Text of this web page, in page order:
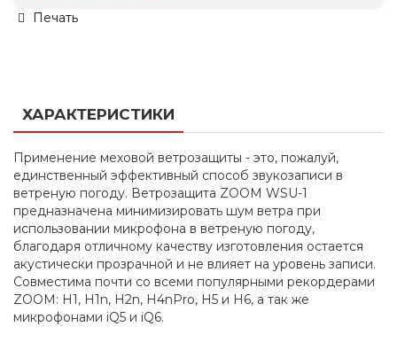
Печать
ХАРАКТЕРИСТИКИ
Применение меховой ветрозащиты - это, пожалуй,
единственный эффективный способ звукозаписи в
ветреную погоду. Ветрозащита ZOOM WSU-1
предназначена минимизировать шум ветра при
использовании микрофона в ветреную погоду,
благодаря отличному качеству изготовления остается
акустически прозрачной и не влияет на уровень записи.
Совместима почти со всеми популярными рекордерами
ZOOM: H1, H1n, H2n, H4nPro, H5 и H6, а так же
микрофонами iQ5 и iQ6.